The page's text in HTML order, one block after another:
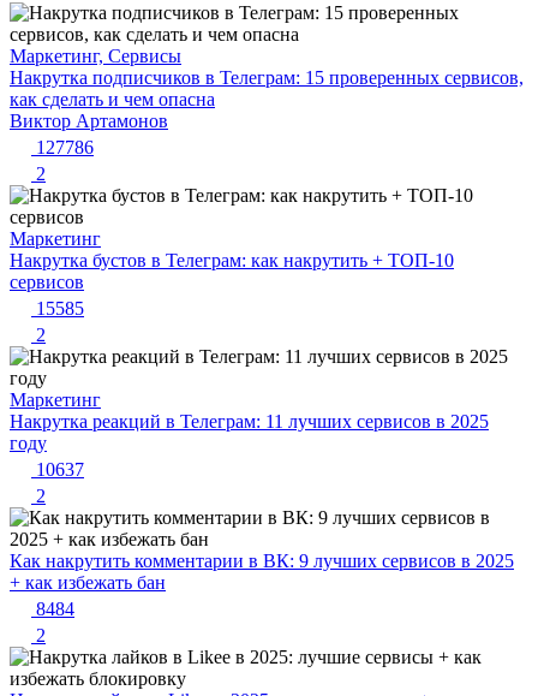
Маркетинг, Сервисы
Накрутка подписчиков в Телеграм: 15 проверенных сервисов,
как сделать и чем опасна
Виктор Артамонов
127786
2
Маркетинг
Накрутка бустов в Телеграм: как накрутить + ТОП-10
сервисов
15585
2
Маркетинг
Накрутка реакций в Телеграм: 11 лучших сервисов в 2025
году
10637
2
Как накрутить комментарии в ВК: 9 лучших сервисов в 2025
+ как избежать бан
8484
2